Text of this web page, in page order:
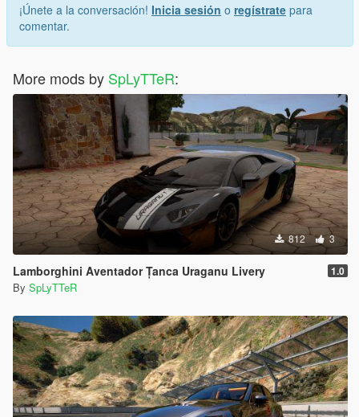
¡Únete a la conversación! Inicia sesión o regístrate para
comentar.
More mods by SpLyTTeR:
812 3
Lamborghini Aventador Țanca Uraganu Livery 1.0
By SpLyTTeR